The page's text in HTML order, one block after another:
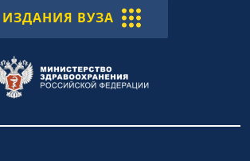
ИЗДАНИЯ ВУЗА